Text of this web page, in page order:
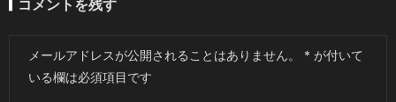
コメントを残す
メールアドレスが公開されることはありません。 * が付いて
いる欄は必須項目です